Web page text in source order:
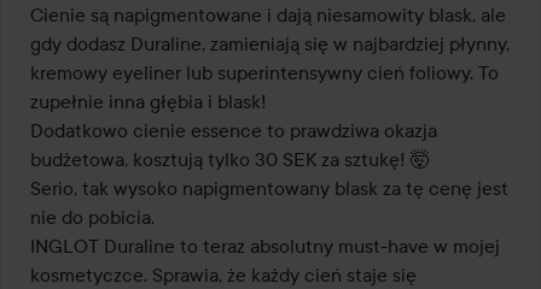
Cienie są napigmentowane i dają niesamowity blask, ale
gdy dodasz Duraline, zamieniają się w najbardziej płynny,
kremowy eyeliner lub superintensywny cień foliowy. To
zupełnie inna głębia i blask!
Dodatkowo cienie essence to prawdziwa okazja
budżetowa, kosztują tylko 30 SEK za sztukę! 🤯
Serio, tak wysoko napigmentowany blask za tę cenę jest
nie do pobicia.
INGLOT Duraline to teraz absolutny must-have w mojej
kosmetyczce. Sprawia, że każdy cień staje się